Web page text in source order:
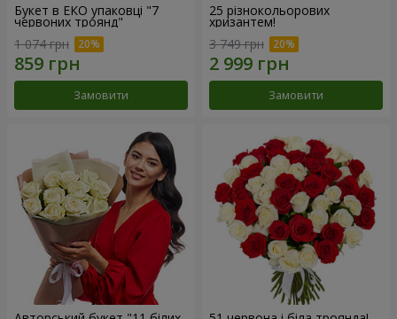
Букет в ЕКО упаковці "7
червоних троянд"
1 074 грн
Замовити
25 різнокольорових
хризантем!
3 749 грн
Замовити